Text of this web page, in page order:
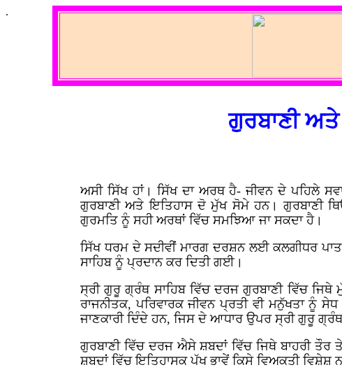
.
ਗੁਰਬਾਣੀ ਅਤੇ
ਅਸੀ ਸਿੱਖ ਹਾਂ। ਸਿੱਖ ਦਾ ਅਰਥ ਹੈ- ਜੀਵਨ ਦੇ ਪਹਿਲੇ
ਗੁਰਬਾਣੀ ਅਤੇ ਇਤਿਹਾਸ ਦੋ ਮੁੱਖ ਸੋਮੇ ਹਨ। ਗੁਰਬਾਣੀ
ਗੁਰਮਤਿ ਨੂੰ ਸਹੀ ਅਰਥਾਂ ਵਿੱਚ ਸਮਝਿਆ ਜਾ ਸਕਦਾ ਹੈ।
ਸਿੱਖ ਧਰਮ ਦੇ ਸਦੀਵੀਂ ਮਾਰਗ ਦਰਸ਼ਨ ਲਈ ਕਲਗੀਧਰ
ਸਾਹਿਬ ਨੂੰ ਪ੍ਰਦਾਨ ਕਰ ਦਿਤੀ ਗਈ।
ਸ੍ਰੀ ਗੁਰੂ ਗ੍ਰੰਥ ਸਾਹਿਬ ਵਿੱਚ ਦਰਜ ਗੁਰਬਾਣੀ ਵਿੱਚ
ਰਾਜਨੀਤਕ, ਪਰਿਵਾਰਕ ਜੀਵਨ ਪ੍ਰਤੀ ਵੀ ਮਨੁੱਖਤਾ ਨੂੰ
ਜਾਣਕਾਰੀ ਦਿੰਦੇ ਹਨ, ਜਿਸ ਦੇ ਆਧਾਰ ਉਪਰ ਸ੍ਰੀ ਗੁਰੂ
ਗੁਰਬਾਣੀ ਵਿੱਚ ਦਰਜ ਐਸੇ ਸ਼ਬਦਾਂ ਵਿੱਚ ਜਿਥੇ ਬਾਹਰੀ
ਸ਼ਬਦਾਂ ਵਿੱਚ ਇਤਿਹਾਸਕ ਪੱਖ ਭਾਵੇਂ ਕਿਸੇ ਵਿਅਕਤੀ